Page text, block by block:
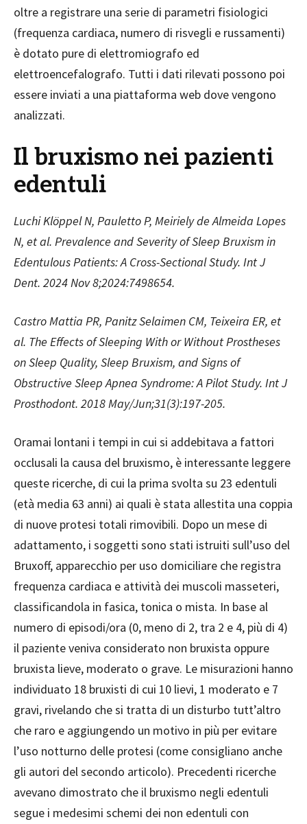
oltre a registrare una serie di parametri fisiologici
(frequenza cardiaca, numero di risvegli e russamenti)
è dotato pure di elettromiografo ed
elettroencefalografo. Tutti i dati rilevati possono poi
essere inviati a una piattaforma web dove vengono
analizzati.
Il bruxismo nei pazienti
edentuli
Luchi Klöppel N, Pauletto P, Meiriely de Almeida Lopes
N, et al. Prevalence and Severity of Sleep Bruxism in
Edentulous Patients: A Cross-Sectional Study. Int J
Dent. 2024 Nov 8;2024:7498654.
Castro Mattia PR, Panitz Selaimen CM, Teixeira ER, et
al. The Effects of Sleeping With or Without Prostheses
on Sleep Quality, Sleep Bruxism, and Signs of
Obstructive Sleep Apnea Syndrome: A Pilot Study. Int J
Prosthodont. 2018 May/Jun;31(3):197-205.
Oramai lontani i tempi in cui si addebitava a fattori
occlusali la causa del bruxismo, è interessante leggere
queste ricerche, di cui la prima svolta su 23 edentuli
(età media 63 anni) ai quali è stata allestita una coppia
di nuove protesi totali rimovibili. Dopo un mese di
adattamento, i soggetti sono stati istruiti sull’uso del
Bruxoff, apparecchio per uso domiciliare che registra
frequenza cardiaca e attività dei muscoli masseteri,
classificandola in fasica, tonica o mista. In base al
numero di episodi/ora (0, meno di 2, tra 2 e 4, più di 4)
il paziente veniva considerato non bruxista oppure
bruxista lieve, moderato o grave. Le misurazioni hanno
individuato 18 bruxisti di cui 10 lievi, 1 moderato e 7
gravi, rivelando che si tratta di un disturbo tutt’altro
che raro e aggiungendo un motivo in più per evitare
l’uso notturno delle protesi (come consigliano anche
gli autori del secondo articolo). Precedenti ricerche
avevano dimostrato che il bruxismo negli edentuli
segue i medesimi schemi dei non edentuli con